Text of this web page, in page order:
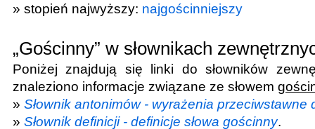
» stopień najwyższy: najgościnniejszy
„Gościnny” w słownikach
Poniżej znajdują się linki do słowników
znaleziono informacje związane ze słowem
» Słownik antonimów - wyrażenia przeciwstawne
» Słownik definicji - definicje słowa gościnny.